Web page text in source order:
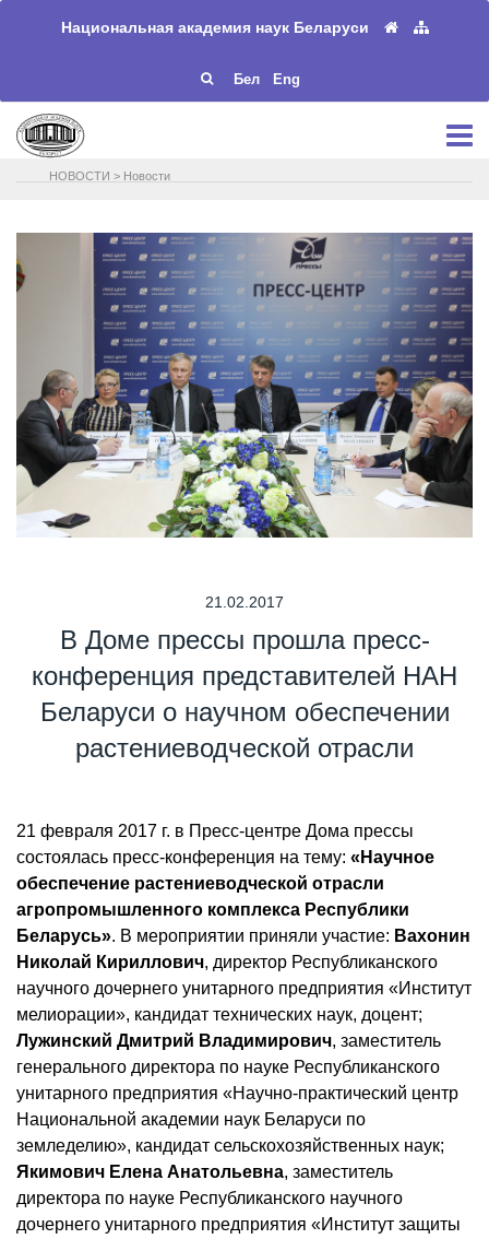
Национальная академия наук Беларуси
Бел Eng
НОВОСТИ > Новости
21.02.2017
В Доме прессы прошла пресс-
конференция представителей НАН
Беларуси о научном обеспечении
растениеводческой отрасли
21 февраля 2017 г. в Пресс-центре Дома прессы
состоялась пресс-конференция на тему: «Научное
обеспечение растениеводческой отрасли
агропромышленного комплекса Республики
Беларусь». В мероприятии приняли участие: Вахонин
Николай Кириллович, директор Республиканского
научного дочернего унитарного предприятия «Институт
мелиорации», кандидат технических наук, доцент;
Лужинский Дмитрий Владимирович, заместитель
генерального директора по науке Республиканского
унитарного предприятия «Научно-практический центр
Национальной академии наук Беларуси по
земледелию», кандидат сельскохозяйственных наук;
Якимович Елена Анатольевна, заместитель
директора по науке Республиканского научного
дочернего унитарного предприятия «Институт защиты